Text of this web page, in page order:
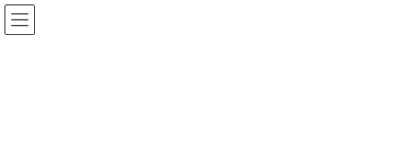
コ
ン
ナ
ビ